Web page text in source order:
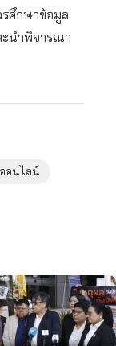
รศึกษาข้อมูล
ะนำพิจารณา
อนไลน์